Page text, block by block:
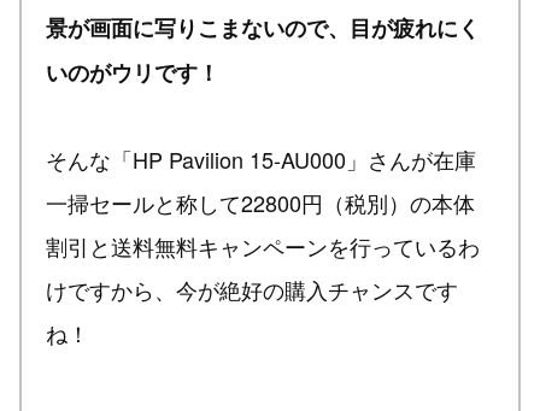
景が画面に写りこまないので、目が疲れにく
いのがウリです！
そんな「HP Pavilion 15-AU000」さんが在庫
一掃セールと称して22800円（税別）の本体
割引と送料無料キャンペーンを行っているわ
けですから、今が絶好の購入チャンスです
ね！